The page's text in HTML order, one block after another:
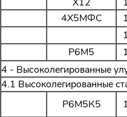
4Х5МФС
Р6М5
4 - Высоколегированные
4.1 Высоколегированные
Р6М5К5